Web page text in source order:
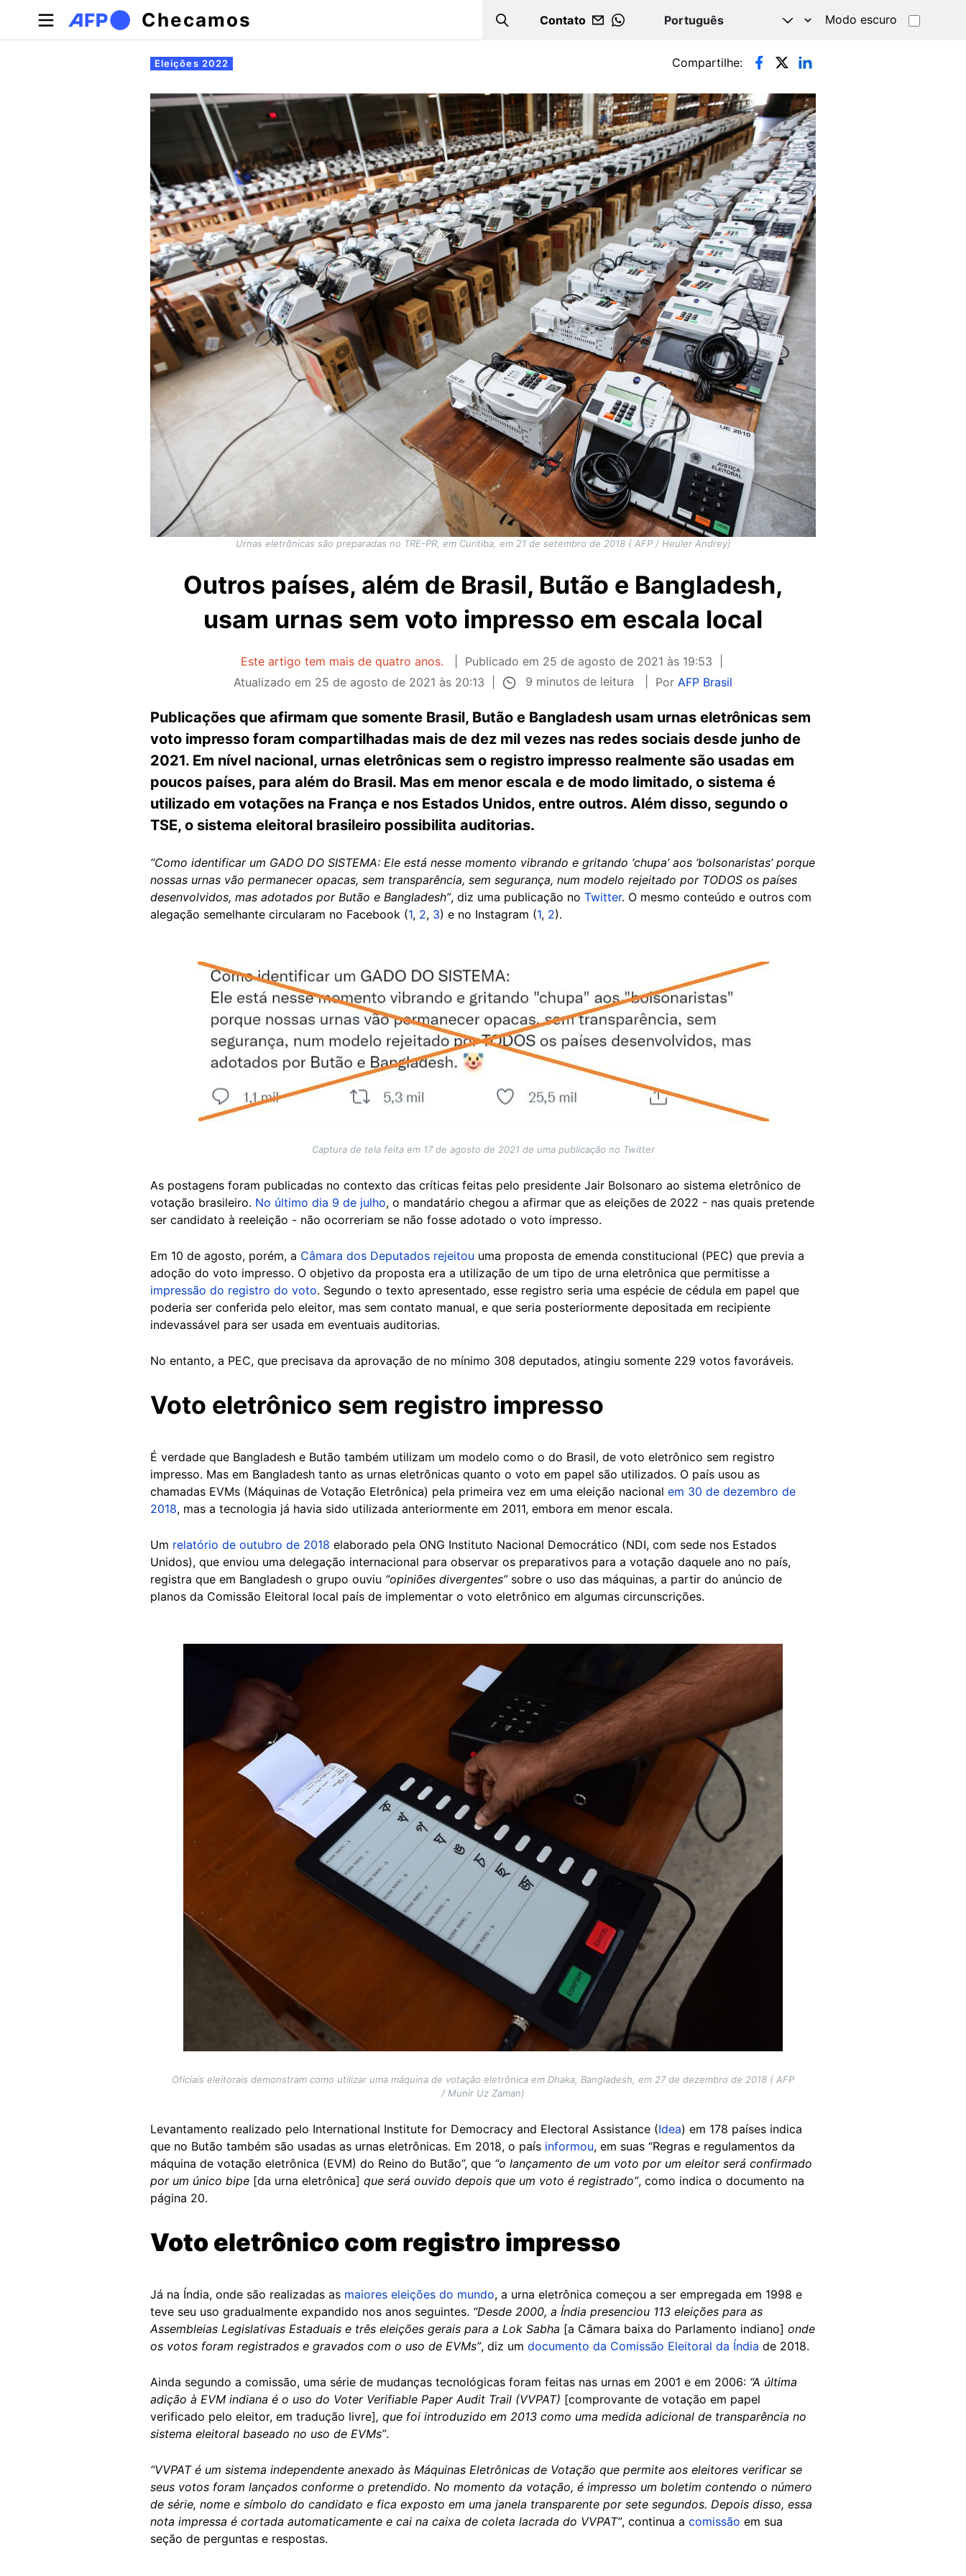
Pular para o conteúdo principal
Checamos Search
Contato
WHATSAPP
Modo escuro
Abas primárias
Eleições 2022 Compartilhe:
Urnas eletrônicas são preparadas no TRE-PR, em Curitiba, em 21 de setembro de 2018 ( AFP / Heuler Andrey)
Outros países, além de Brasil, Butão e Bangladesh,
usam urnas sem voto impresso em escala local
Este artigo tem mais de quatro anos. Publicado em 25 de agosto de 2021 às 19:53
Atualizado em 25 de agosto de 2021 às 20:13 9 minutos de leitura Por AFP Brasil
Publicações que afirmam que somente Brasil, Butão e Bangladesh usam urnas eletrônicas sem
voto impresso foram compartilhadas mais de dez mil vezes nas redes sociais desde junho de
2021. Em nível nacional, urnas eletrônicas sem o registro impresso realmente são usadas em
poucos países, para além do Brasil. Mas em menor escala e de modo limitado, o sistema é
utilizado em votações na França e nos Estados Unidos, entre outros. Além disso, segundo o
TSE, o sistema eleitoral brasileiro possibilita auditorias.
“Como identificar um GADO DO SISTEMA: Ele está nesse momento vibrando e gritando ‘chupa’ aos ‘bolsonaristas’ porque
nossas urnas vão permanecer opacas, sem transparência, sem segurança, num modelo rejeitado por TODOS os países
desenvolvidos, mas adotados por Butão e Bangladesh”, diz uma publicação no Twitter. O mesmo conteúdo e outros com
alegação semelhante circularam no Facebook (1, 2, 3) e no Instagram (1, 2).
Captura de tela feita em 17 de agosto de 2021 de uma publicação no Twitter
As postagens foram publicadas no contexto das críticas feitas pelo presidente Jair Bolsonaro ao sistema eletrônico de
votação brasileiro. No último dia 9 de julho, o mandatário chegou a afirmar que as eleições de 2022 - nas quais pretende
ser candidato à reeleição - não ocorreriam se não fosse adotado o voto impresso.
Em 10 de agosto, porém, a Câmara dos Deputados rejeitou uma proposta de emenda constitucional (PEC) que previa a
adoção do voto impresso. O objetivo da proposta era a utilização de um tipo de urna eletrônica que permitisse a
impressão do registro do voto. Segundo o texto apresentado, esse registro seria uma espécie de cédula em papel que
poderia ser conferida pelo eleitor, mas sem contato manual, e que seria posteriormente depositada em recipiente
indevassável para ser usada em eventuais auditorias.
No entanto, a PEC, que precisava da aprovação de no mínimo 308 deputados, atingiu somente 229 votos favoráveis.
Voto eletrônico sem registro impresso
É verdade que Bangladesh e Butão também utilizam um modelo como o do Brasil, de voto eletrônico sem registro
impresso. Mas em Bangladesh tanto as urnas eletrônicas quanto o voto em papel são utilizados. O país usou as
chamadas EVMs (Máquinas de Votação Eletrônica) pela primeira vez em uma eleição nacional em 30 de dezembro de
2018, mas a tecnologia já havia sido utilizada anteriormente em 2011, embora em menor escala.
Um relatório de outubro de 2018 elaborado pela ONG Instituto Nacional Democrático (NDI, com sede nos Estados
Unidos), que enviou uma delegação internacional para observar os preparativos para a votação daquele ano no país,
registra que em Bangladesh o grupo ouviu “opiniões divergentes” sobre o uso das máquinas, a partir do anúncio de
planos da Comissão Eleitoral local país de implementar o voto eletrônico em algumas circunscrições.
Oficiais eleitorais demonstram como utilizar uma máquina de votação eletrônica em Dhaka, Bangladesh, em 27 de dezembro de 2018 ( AFP
/ Munir Uz Zaman)
Levantamento realizado pelo International Institute for Democracy and Electoral Assistance (Idea) em 178 países indica
que no Butão também são usadas as urnas eletrônicas. Em 2018, o país informou, em suas “Regras e regulamentos da
máquina de votação eletrônica (EVM) do Reino do Butão”, que “o lançamento de um voto por um eleitor será confirmado
por um único bipe [da urna eletrônica] que será ouvido depois que um voto é registrado”, como indica o documento na
página 20.
Voto eletrônico com registro impresso
Já na Índia, onde são realizadas as maiores eleições do mundo, a urna eletrônica começou a ser empregada em 1998 e
teve seu uso gradualmente expandido nos anos seguintes. “Desde 2000, a Índia presenciou 113 eleições para as
Assembleias Legislativas Estaduais e três eleições gerais para a Lok Sabha [a Câmara baixa do Parlamento indiano] onde
os votos foram registrados e gravados com o uso de EVMs”, diz um documento da Comissão Eleitoral da Índia de 2018.
Ainda segundo a comissão, uma série de mudanças tecnológicas foram feitas nas urnas em 2001 e em 2006: “A última
adição à EVM indiana é o uso do Voter Verifiable Paper Audit Trail (VVPAT) [comprovante de votação em papel
verificado pelo eleitor, em tradução livre], que foi introduzido em 2013 como uma medida adicional de transparência no
sistema eleitoral baseado no uso de EVMs”.
“VVPAT é um sistema independente anexado às Máquinas Eletrônicas de Votação que permite aos eleitores verificar se
seus votos foram lançados conforme o pretendido. No momento da votação, é impresso um boletim contendo o número
de série, nome e símbolo do candidato e fica exposto em uma janela transparente por sete segundos. Depois disso, essa
nota impressa é cortada automaticamente e cai na caixa de coleta lacrada do VVPAT”, continua a comissão em sua
seção de perguntas e respostas.